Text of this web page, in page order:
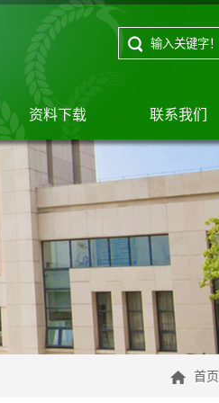
资料下载 联系我们
首页